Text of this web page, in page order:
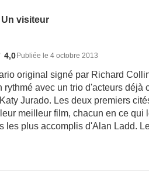
Un visiteur
4,0 Publiée le 4 octobre 2013
original signé par Richard
rythmé avec un trio d'acteurs déjà
Jurado. Les deux premiers
meilleur film, chacun en ce
les plus accomplis d'Alan Ladd.